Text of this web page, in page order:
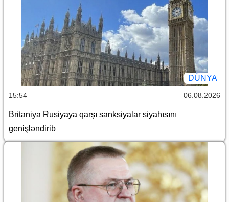
DÜNYA
15:54 06.08.2026
Britaniya Rusiyaya qarşı sanksiyalar siyahısını
genişləndirib